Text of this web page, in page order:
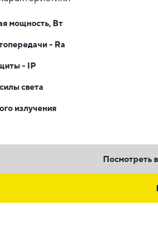
мощность, Вт
- Ra
- IP
света
излучения
Посмотреть